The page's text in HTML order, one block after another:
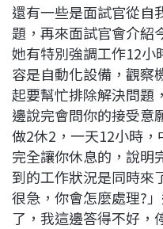
還有一些是面試官從自
題，再來面試官會介紹
她有特別強調工作12小
容是自動化設備，觀察
起要幫忙排除解決問題
邊說完會問你的接受意
做2休2，一天12小時
完全讓你休息的，說明
到的工作狀況是同時來
很急，你會怎麼處理?
了，我這邊答得不好，